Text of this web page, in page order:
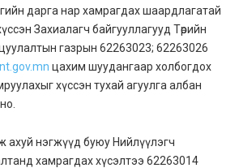
дарга нар хамрагдах шаардлагатай
хүссэн Захиалагч байгууллагууд Төрийн
газрын 62263023; 62263026
цахим шуудангаар холбогдох
хүссэн тухай агуулга албан
ахуй нэгжүүд буюу Нийлүүлэгч
хамрагдах хүсэлтээ 62263014